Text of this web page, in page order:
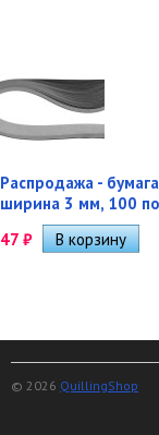
Распродажа -
ширина 3 мм, 100
47 ₽
© 2026 QuillingShop